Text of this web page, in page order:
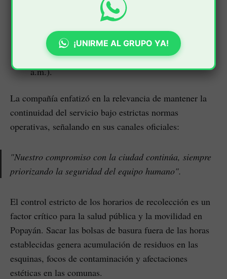
Conocer los horarios:El sistema arrojará la
información correspondiente a los días
asignados y la hora de recolección (por
ejemplo: lunes, miércoles y viernes a las 07:00
a.m.).
La compañía enfatizó en la relevancia de mantener la
continuidad del servicio bajo estrictas normas
operativas, señalando en sus canales oficiales:
"Nuestro compromiso con la ciudad continúa, siempre
priorizando la seguridad del equipo humano".
El control estricto de los horarios de recolección es un
factor crítico para la salud pública y la movilidad en
Popayán. Sacar las bolsas de basura fuera de las horas
establecidas genera acumulación de residuos en las
esquinas, focos de contaminación y afectaciones
estéticas en las comunas.
¡UNIRME AL GRUPO YA!